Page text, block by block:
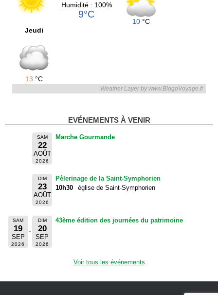
Humidité : 100%
9°C
10 °C
Jeudi
13 °C
Weather Layer by www.BlogoVoyage.fr
EVÉNEMENTS À VENIR
SAM
22
AOÛT
2026
Marche Gourmande
DIM
23
AOÛT
2026
Pèlerinage de la Saint-Symphorien
10h30
église de Saint-Symphorien
SAM
19
SEP
2026
DIM
20
SEP
2026
43ème édition des journées du patrimoine
Voir tous les événements